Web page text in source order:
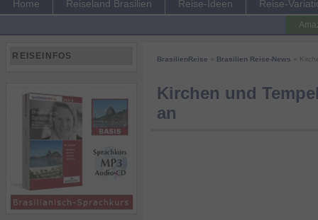
Home Reiseland Brasilien Reise-Ideen Reise-
BrasilienReise Brasilien Reise-News »
Kirchen und
an
REISEINFOS